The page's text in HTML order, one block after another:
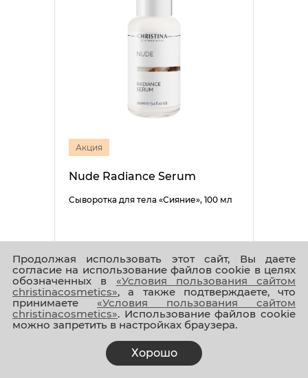
Продолжая использовать этот сайт, Вы даете
согласие на использование файлов cookie в целях
обозначенных в «Условия пользования сайтом
christinacosmetics», а также подтверждаете, что
принимаете «Условия пользования сайтом
christinacosmetics». Использование файлов cookie
можно запретить в настройках браузера.
Хорошо
Акция
Nude Radiance Serum
Сыворотка для тела «Сияние», 100 мл
5 005 ₽4 004 ₽